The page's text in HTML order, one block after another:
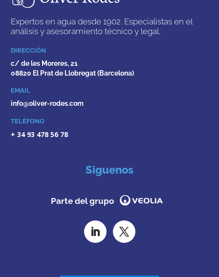
Expertos en agua desde 1902. Especialistas en el
análisis y asesoramiento técnico y legal.
DIRECCIÓN
c/ de les Moreres, 21
08820 El Prat de Llobregat (Barcelona)
EMAIL
info@oliver-rodes.com
TELÉFONO
+ 34 93 478 56 78
Siguenos
Parte del grupo